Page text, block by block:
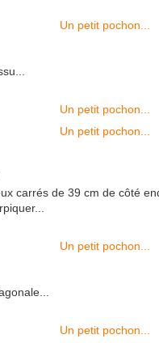
carrés de 39 cm de côté